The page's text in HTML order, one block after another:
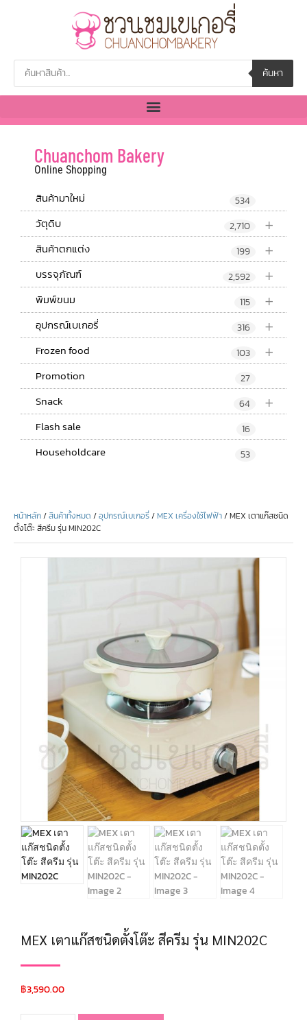
ค้นหา
Chuanchom Bakery
Online Shopping
สินค้ามาใหม่ 534
+
วัตุดิบ 2,710
+
สินค้าตกแต่ง 199
+
บรรจุภัณฑ์ 2,592
+
พิมพ์ขนม 115
+
อุปกรณ์เบเกอรี่ 316
+
Frozen food 103
Promotion 27
+
Snack 64
Flash sale 16
Householdcare 53
หน้าหลัก/สินค้าทั้งหมด /อุปกรณ์เบเกอรี่/MEX เครื่องใช้ไฟฟ้า/ MEX เตาแก๊สชนิด
ตั้งโต๊ะ สีครีม รุ่น MIN202C
MEX เตาแก๊สชนิดตั้งโต๊ะ สีครีม รุ่น MIN202C
฿3,590.00